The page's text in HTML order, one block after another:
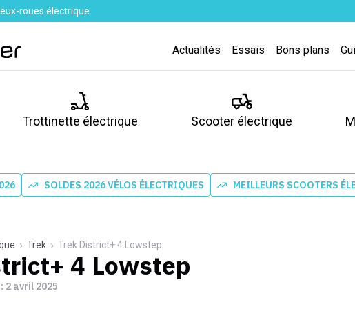
roues électrique
Actualités Essais Bons plans
Trottinette électrique Scooter électrique
SOLDES 2026 VÉLOS ÉLECTRIQUES MEILLEURS SCOOTERS
Trek Trek District+ 4 Lowstep
4 Lowstep
2 avril 2025